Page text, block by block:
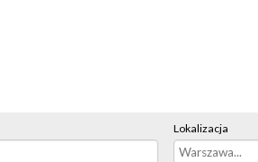
Lokalizacja